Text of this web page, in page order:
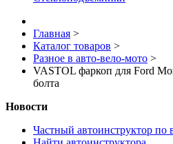
Главная >
Каталог товаров >
Разное в авто-вело-мото >
VASTOL фаркоп для Ford
болта
Новости
Частный автоинструктор